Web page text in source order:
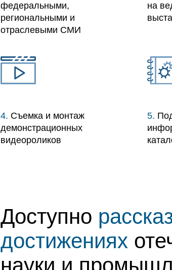
федеральными,
региональными и
отраслевыми СМИ
на
4. Съемка и монтаж
демонстрационных
видеороликов
5.
Доступно
достижениях
науки и